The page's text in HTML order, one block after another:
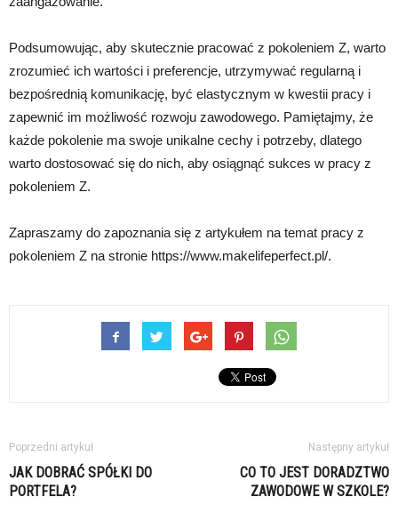
Podsumowując, aby skutecznie pracować z pokoleniem Z, warto
zrozumieć ich wartości i preferencje, utrzymywać regularną i
bezpośrednią komunikację, być elastycznym w kwestii pracy i
zapewnić im możliwość rozwoju zawodowego. Pamiętajmy, że
każde pokolenie ma swoje unikalne cechy i potrzeby, dlatego
warto dostosować się do nich, aby osiągnąć sukces w pracy z
pokoleniem Z.
Zapraszamy do zapoznania się z artykułem na temat pracy z
pokoleniem Z na stronie https://www.makelifeperfect.pl/.
Poprzedni artykuł
JAK DOBRAĆ SPÓŁKI DO
PORTFELA?
Następny artykuł
CO TO JEST DORADZTWO
ZAWODOWE W SZKOLE?